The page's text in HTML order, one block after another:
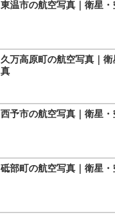
東温市の航空写真｜衛星・
久万高原町の航空写真｜
真
西予市の航空写真｜衛星・
砥部町の航空写真｜衛星・